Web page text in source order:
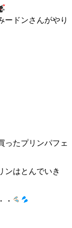
ードンさんがやり
たプリンパフェ
ンはとんでいき
・